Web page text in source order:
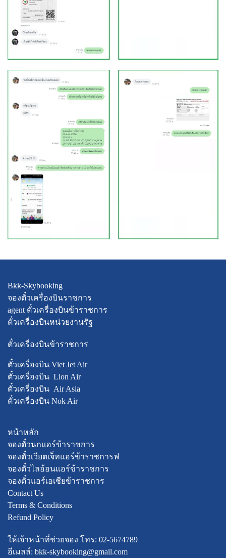
Bkk-Skybooking
จองตั๋วเครื่องบินราชการ
agent ตั๋วเครื่องบินข้าราชการ
ตั๋วเครื่องบินหน่วยงานรัฐ
ตั๋วเครื่องบินข้าราชการ
ตั๋วเครื่องบิน Viet Jet Air
ตั๋วเครื่องบิน Lion Air
ตั๋วเครื่องบิน Air Asia
ตั๋วเครื่องบิน Nok Air
หน้าหลัก
จองตั๋วนกแอร์ข้าราชการ
จองตั๋วเวียตเจ็ทแอร์ข้าราชการฟ
จองตั๋วไลอ้อนแอร์ข้าราชการ
จองตั๋วแอร์เอเชียข้าราชการ
Contact Us
Terms & Conditions
Refund Policy
ให้เจ้าหน้าที่ช่วยจอง โทร: 02-5674789
อีเมลล์: bkk-skybooking@gmail.com